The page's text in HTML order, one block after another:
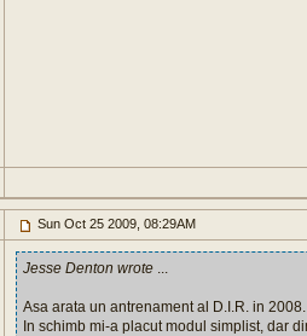
Sun Oct 25 2009, 08:29AM
Jesse Denton wrote ...
Asa arata un antrenament al D.I.R. in
In schimb mi-a placut modul simplist, dar